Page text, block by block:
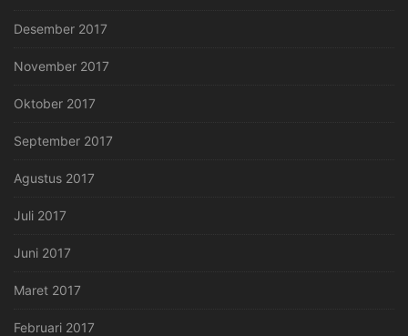
Desember 2017
November 2017
Oktober 2017
September 2017
Agustus 2017
Juli 2017
Juni 2017
Maret 2017
Februari 2017